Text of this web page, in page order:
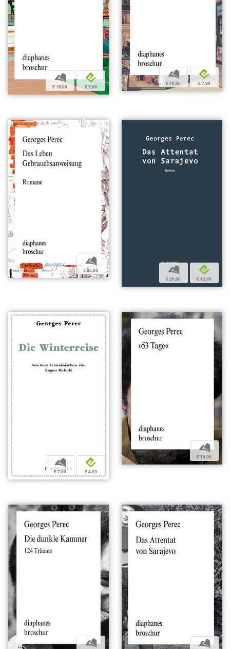
b
€ 15,00
e
€ 9,99
b
€ 10,00
e
€ 7,99
b
€ 25,00 b
€ 20,00
e
€ 12,99
b
€ 7,00
e
€ 4,99
b
€ 18,00
b b